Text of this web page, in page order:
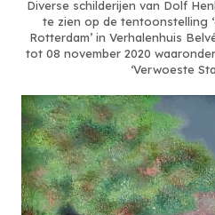
Diverse schilderijen van Dolf
te zien op de tentoonstelling
Rotterdam’ in Verhalenhuis
tot 08 november 2020
‘Verwoeste